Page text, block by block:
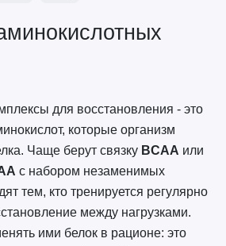
для восстановления - это
которые организм
Чаще берут связку BCAA или
с набором незаменимых
тем, кто тренируется регулярно
между нагрузками.
ими белок в рационе: это